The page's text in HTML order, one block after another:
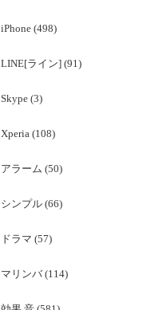
iPhone (498)
LINE[ライン] (91)
Skype (3)
Xperia (108)
アラーム (50)
シンプル (66)
ドラマ (57)
マリンバ (114)